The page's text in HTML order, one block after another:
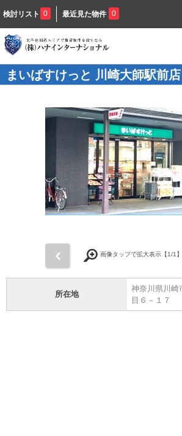
検討リスト 0 最近見た物件 0
まいばすけっと 川崎大師駅前店
画像タップで拡大表示【1/1】
所在地
神奈川県川崎
目６－１７